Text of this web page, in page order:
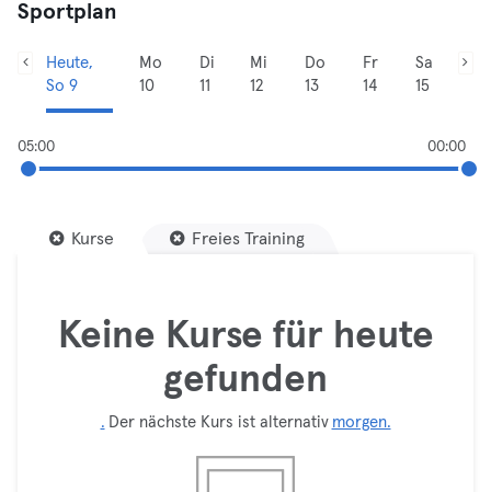
Sportplan
Heute,
So 9
Mo
10
Di
11
Mi
12
Do
13
Fr
14
Sa
15
05:00 00:00
Kurse Freies Training
Keine Kurse für heute
gefunden
. Der nächste Kurs ist alternativ morgen.